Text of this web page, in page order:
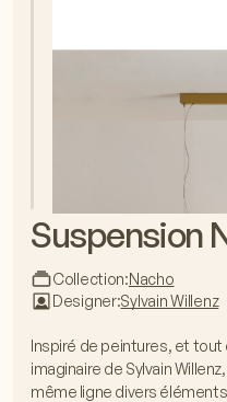
Suspension
Collection:Nacho
Designer:Sylvain Willenz
Inspiré de peintures, et
imaginaire de Sylvain
même ligne divers